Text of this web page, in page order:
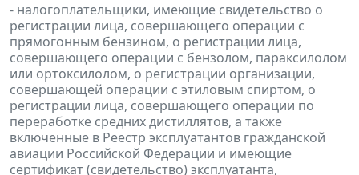
- налогоплательщики, имеющие свидетельство о
регистрации лица, совершающего операции с
прямогонным бензином, о регистрации лица,
совершающего операции с бензолом, параксилолом
или ортоксилолом, о регистрации организации,
совершающей операции с этиловым спиртом, о
регистрации лица, совершающего операции по
переработке средних дистиллятов, а также
включенные в Реестр эксплуатантов гражданской
авиации Российской Федерации и имеющие
сертификат (свидетельство) эксплуатанта,